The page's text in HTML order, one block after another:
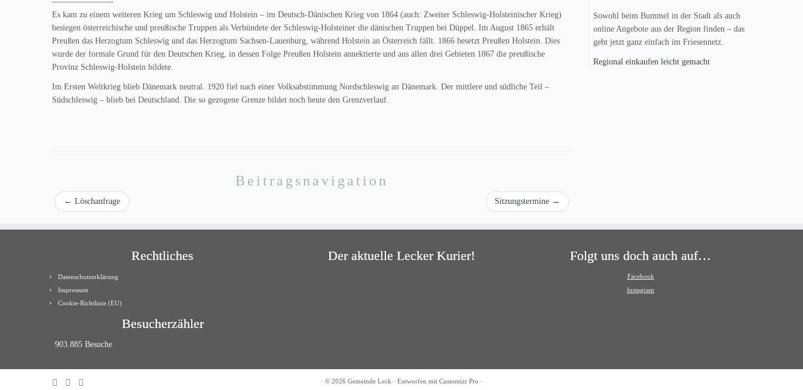
Es kam zu einem weiteren Krieg um Schleswig und Holstein – im Deutsch-Dänischen Krieg von 1864 (auch: Zweiter Schleswig-Holsteinischer Krieg)
besiegen österreichische und preußische Truppen als Verbündete der Schleswig-Holsteiner die dänischen Truppen bei Düppel. Im August 1865 erhält
Preußen das Herzogtum Schleswig und das Herzogtum Sachsen-Lauenburg, während Holstein an Österreich fällt. 1866 besetzt Preußen Holstein. Dies
wurde der formale Grund für den Deutschen Krieg, in dessen Folge Preußen Holstein annektierte und aus allen drei Gebieten 1867 die preußische
Provinz Schleswig-Holstein bildete.
Im Ersten Weltkrieg blieb Dänemark neutral. 1920 fiel nach einer Volksabstimmung Nordschleswig an Dänemark. Der mittlere und südliche Teil –
Südschleswig – blieb bei Deutschland. Die so gezogene Grenze bildet noch heute den Grenzverlauf.
Beitragsnavigation
← Löschanfrage Sitzungstermine →
Sowohl beim Bummel in der Stadt als auch
online Angebote aus der Region finden – das
geht jetzt ganz einfach im Friesennetz.
Regional einkaufen leicht gemacht
Rechtliches
Datenschutzerklärung
Impressum
Cookie-Richtlinie (EU)
Besucherzähler
903.885 Besuche
Der aktuelle Lecker Kurier! Folgt uns doch auch auf…
Facebook
Instagram
· © 2026 Gemeinde Leck · Entworfen mit Customizr Pro ·